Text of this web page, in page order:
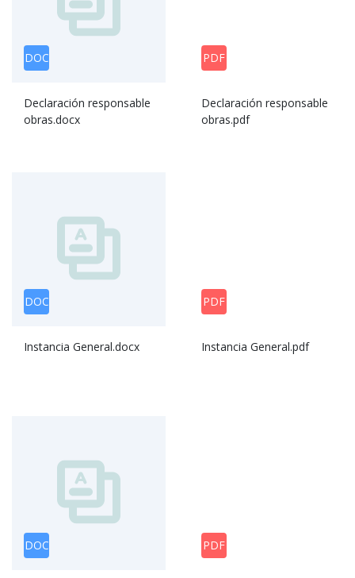
DOC
Declaración responsable
obras.docx
PDF
Declaración responsable
obras.pdf
DOC
Instancia General.docx
PDF
Instancia General.pdf
DOC PDF